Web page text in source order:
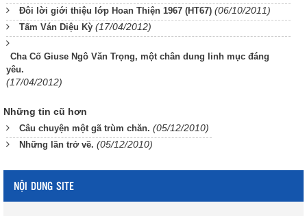
Đôi lời giới thiệu lớp Hoan Thiện 1967 (HT67) (06/10/2011)
Tấm Ván Diệu Kỳ (17/04/2012)
Cha Cố Giuse Ngô Văn Trọng, một chân dung linh mục đáng
yêu.
(17/04/2012)
Những tin cũ hơn
Câu chuyện một gã trùm chăn. (05/12/2010)
Những lần trở về. (05/12/2010)
NỘI DUNG SITE